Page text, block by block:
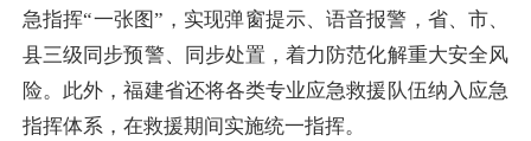
急指挥“一张图”，实现弹窗提示、语音报警，省、市、
县三级同步预警、同步处置，着力防范化解重大安全风
险。此外，福建省还将各类专业应急救援队伍纳入应急
指挥体系，在救援期间实施统一指挥。